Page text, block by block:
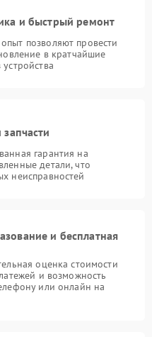
и быстрый ремонт
позволяют провести
в кратчайшие
гарантия на
детали, что
неисправностей
и бесплатная
оценка стоимости
и возможность
или онлайн на